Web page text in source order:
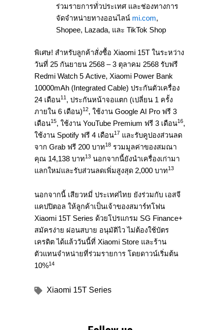
ร่วมรายการทั่วประเทศ และช่องทางการ
จัดจำหน่ายทางออนไลน์ mi.com,
Shopee, Lazada, และ TikTok Shop
พิเศษ! สำหรับลูกค้าสั่งซื้อ Xiaomi 15T ในระหว่าง
วันที่ 25 กันยายน 2568 – 3 ตุลาคม 2568 รับฟรี
Redmi Watch 5 Active, Xiaomi Power Bank
10000mAh (Integrated Cable) ประกันตัวเครื่อง
24 เดือน11, ประกันหน้าจอแตก (เปลี่ยน 1 ครั้ง
ภายใน 6 เดือน)12, ใช้งาน Google AI Pro ฟรี 3
เดือน15, ใช้งาน YouTube Premium ฟรี 3 เดือน16,
ใช้งาน Spotify ฟรี 4 เดือน17 และรับคูปองส่วนลด
จาก Grab ฟรี 200 บาท18 รวมมูลค่าของสมณา
คุณ 14,138 บาท13 นอกจากนี้ยังนำเครื่องเก่ามา
แลกใหม่และรับส่วนลดเพิ่มสูงสุด 2,000 บาท13
นอกจากนี้ เสียวหมี่ ประเทศไทย ยังร่วมกับ เอสจี
แคปปิตอล ให้ลูกค้าเป็นเจ้าของสมาร์ทโฟน
Xiaomi 15T Series ด้วยโปรแกรม SG Finance+
สมัครง่าย ผ่อนสบาย อนุมัติไว ไม่ต้องใช้บัตร
เครดิต ได้แล้ววันนี้ที่ Xiaomi Store และร้าน
ตัวแทนจำหน่ายที่ร่วมรายการ โดยดาวน์เริ่มต้น
10%14
Xiaomi 15T Series